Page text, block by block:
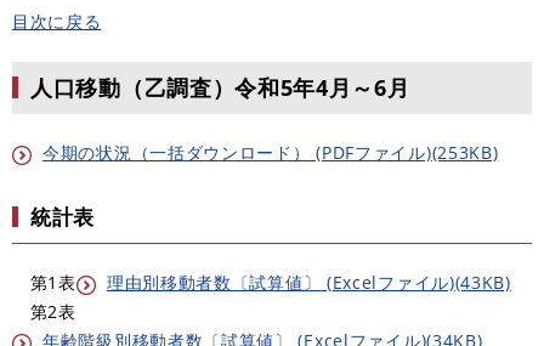
目次に戻る
人口移動（乙調査）令和5年4月～6月
今期の状況（一括ダウンロード） (PDFファイル)(253KB)
統計表
第1表
理由別移動者数〔試算値〕 (Excelファイル)(43KB)
第2表
年齢階級別移動者数〔試算値〕 (Excelファイル)(34KB)